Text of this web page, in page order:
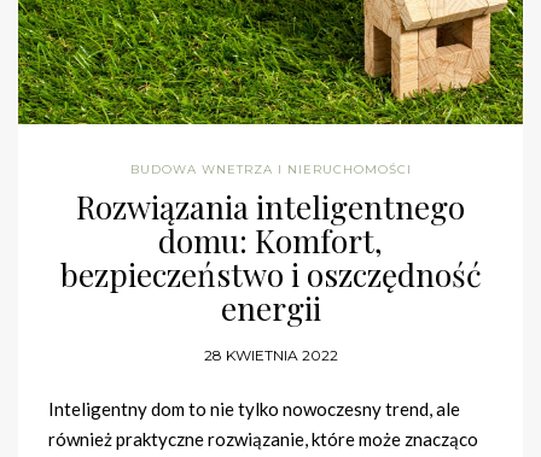
BUDOWA WNETRZA I NIERUCHOMOŚCI
Rozwiązania inteligentnego
domu: Komfort,
bezpieczeństwo i oszczędność
energii
28 KWIETNIA 2022
Inteligentny dom to nie tylko nowoczesny trend, ale
również praktyczne rozwiązanie, które może znacząco